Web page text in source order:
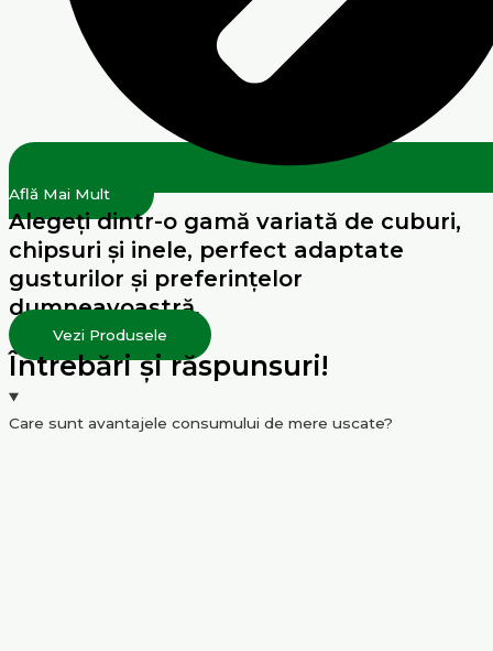
Află Mai Mult
Alegeți dintr-o gamă variată de cuburi,
chipsuri și inele, perfect adaptate
gusturilor și preferințelor
dumneavoastră.
Vezi Produsele
Întrebări și răspunsuri!
Care sunt avantajele consumului de mere uscate?